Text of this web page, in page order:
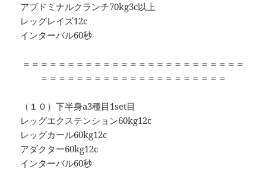
アブドミナルクランチ70kg3c以上
レッグレイズ12c
インターバル60秒
＝＝＝＝＝＝＝＝＝＝＝＝＝＝＝＝＝＝＝＝＝＝＝＝＝
＝＝＝＝＝＝＝＝＝＝＝＝＝＝＝＝＝＝＝＝＝
（１０）下半身a3種目1set目
レッグエクステンション60kg12c
レッグカール60kg12c
アダクター60kg12c
インターバル60秒